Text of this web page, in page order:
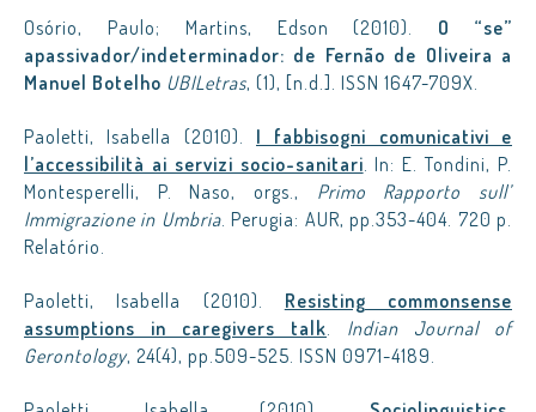
Osório, Paulo; Martins, Edson (2010). O “se”
apassivador/indeterminador: de Fernão de Oliveira a
Manuel Botelho UBILetras, (1), [n.d.]. ISSN 1647-709X.
Paoletti, Isabella (2010). I fabbisogni comunicativi e
l’accessibilità ai servizi socio-sanitari. In: E. Tondini, P.
Montesperelli, P. Naso, orgs., Primo Rapporto sull’
Immigrazione in Umbria. Perugia: AUR, pp.353-404. 720 p.
Relatório.
Paoletti, Isabella (2010). Resisting commonsense
assumptions in caregivers talk. Indian Journal of
Gerontology, 24(4), pp.509-525. ISSN 0971-4189.